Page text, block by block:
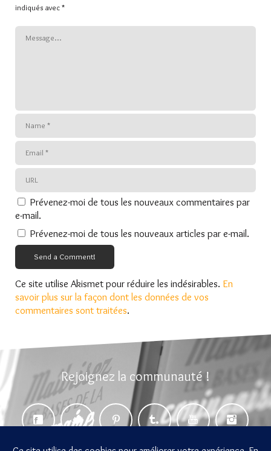
indiqués avec*
Prévenez-moi de tous les nouveaux commentaires par
e-mail.
Prévenez-moi de tous les nouveaux articles par e-mail.
Send a Comment!
Ce site utilise Akismet pour réduire les indésirables. En
savoir plus sur la façon dont les données de vos
commentaires sont traitées.
Rejoignez la communauté !